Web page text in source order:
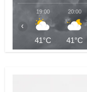
19:00
41°C
20:00
41°C
‹